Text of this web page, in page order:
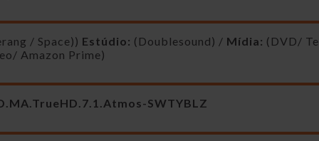
/ Space)) Estúdio: (Doublesound) / Mídia: (DVD/
Amazon Prime)
SWTYBLZ